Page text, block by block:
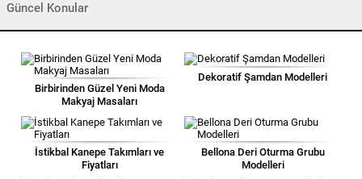
Güncel Konular
Birbirinden Güzel Yeni Moda
Makyaj Masaları
Dekoratif Şamdan Modelleri
İstikbal Kanepe Takımları ve
Fiyatları
Bellona Deri Oturma Grubu
Modelleri